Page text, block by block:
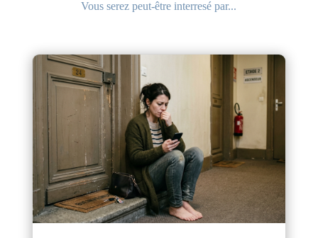
Vous serez peut-être interresé par...